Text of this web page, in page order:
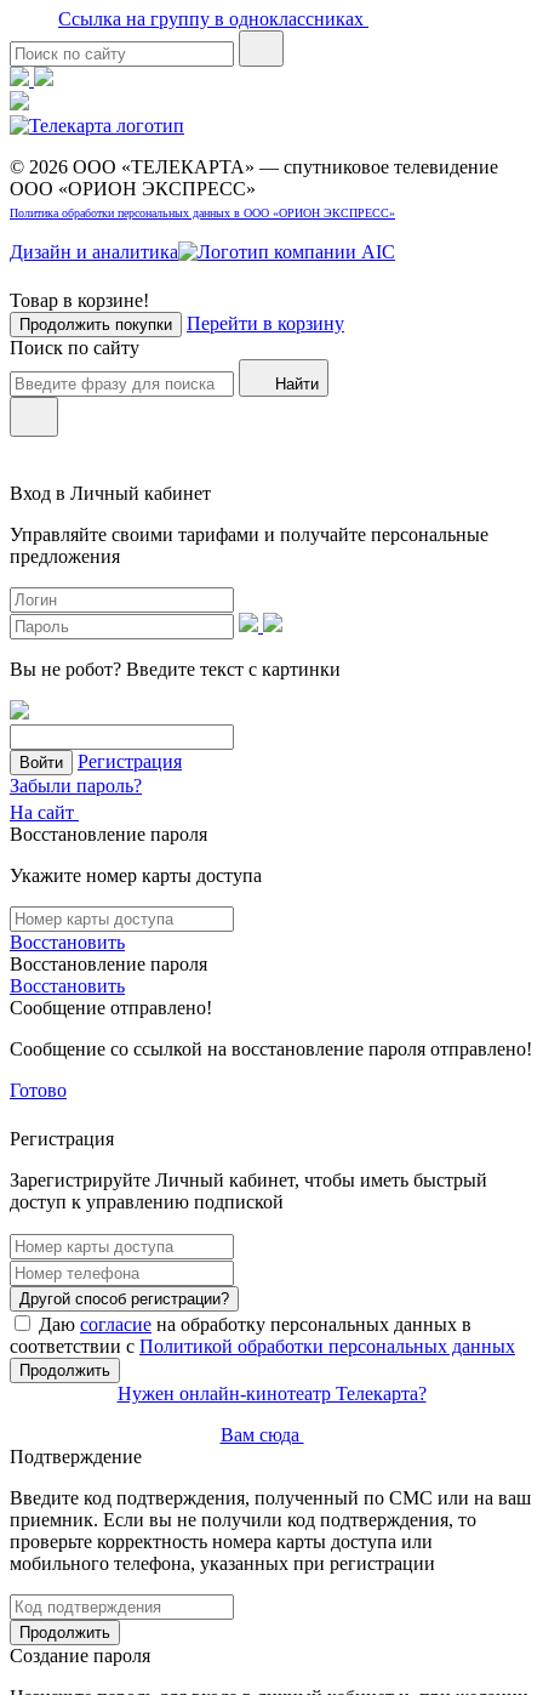
Ссылка на группу в одноклассниках
© 2026 ООО «ТЕЛЕКАРТА» — спутниковое телевидение
ООО «ОРИОН ЭКСПРЕСС»
Политика обработки персональных данных в ООО «ОРИОН ЭКСПРЕСС»
Дизайн и аналитика
Товар в корзине!
Продолжить покупки
Перейти в корзину
Поиск по сайту
Найти
Вход в Личный кабинет
Управляйте своими тарифами и получайте персональные
предложения
Вы не робот? Введите текст с картинки
Войти
Регистрация
Забыли пароль?
На сайт
Восстановление пароля
Укажите номер карты доступа
Восстановить
Восстановление пароля
Восстановить
Сообщение отправлено!
Сообщение со ссылкой на восстановление пароля отправлено!
Готово
Регистрация
Зарегистрируйте Личный кабинет, чтобы иметь быстрый
доступ к управлению подпиской
Другой способ регистрации?
Даю согласие на обработку персональных данных в
соответствии с Политикой обработки персональных данных
Продолжить
Нужен онлайн-кинотеатр Телекарта?
Вам сюда
Подтверждение
Введите код подтверждения, полученный по СМС или на ваш
приемник. Если вы не получили код подтверждения, то
проверьте корректность номера карты доступа или
мобильного телефона, указанных при регистрации
Продолжить
Создание пароля